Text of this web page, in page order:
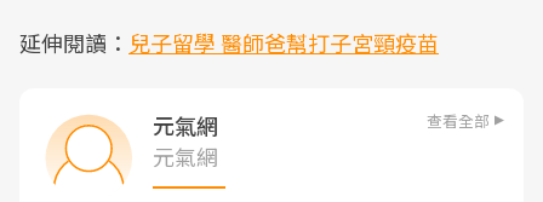
延伸閱讀： 兒子留學 醫師爸幫打子宮頸疫苗
元氣網 查看全部
元氣網